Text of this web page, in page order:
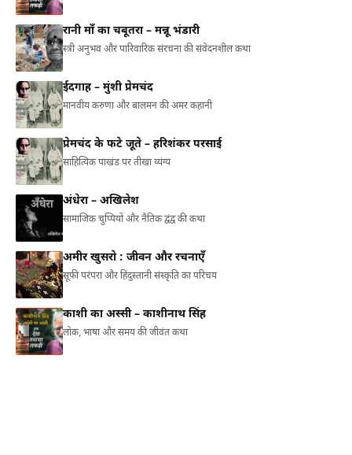
रानी माँ का चबूतरा – मन्नू भंडारी
स्त्री अनुभव और पारिवारिक संरचना की संवेदनशील कथा
ईदगाह – मुंशी प्रेमचंद
मानवीय करुणा और बालमन की अमर कहानी
प्रेमचंद के फटे जूते – हरिशंकर परसाई
साहित्यिक पाखंड पर तीखा व्यंग्य
अंधेरा – अखिलेश
सामाजिक चुप्पियों और नैतिक द्वंद्व की कथा
अमीर खुसरो : जीवन और रचनाएँ
सूफ़ी परंपरा और हिंदुस्तानी संस्कृति का परिचय
काशी का अस्सी – काशीनाथ सिंह
लोक, भाषा और समय की जीवंत कथा